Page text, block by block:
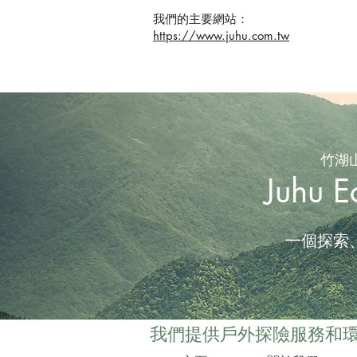
我們的主要網站：
https://www.juhu.com.tw
竹湖
Juhu
一個探索
我們提供戶外探險服務和